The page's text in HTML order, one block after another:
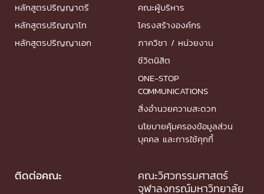
หลักสูตรปริญญาตรี
หลักสูตรปริญญาโท
หลักสูตรปริญญาเอก
คณะผู้บริหาร
โครงสร้างองค์กร
ภาควิชา / หน่วยงาน
ชีวิตนิสิต
ONE-STOP
COMMUNICATIONS
สิ่งอำนวยความสะดวก
นโยบายคุ้มครองข้อมูลส่วน
บุคคล และการใช้คุกกี้
ติดต่อคณะ
คณะวิศวกรรมศาสตร์
จุฬาลงกรณ์มหาวิทยาลัย